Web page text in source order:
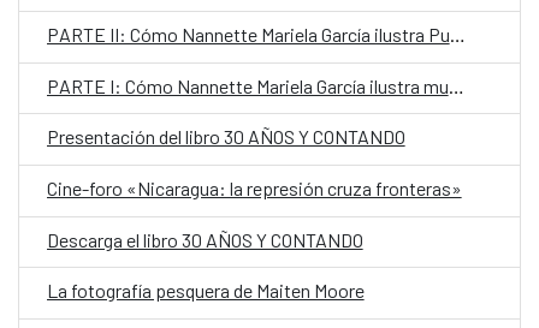
PARTE II: Cómo Nannette Mariela García ilustra Puerto Rico
PARTE I: Cómo Nannette Mariela García ilustra mundos mágicos
Presentación del libro 30 AÑOS Y CONTANDO
Cine-foro «Nicaragua: la represión cruza fronteras»
Descarga el libro 30 AÑOS Y CONTANDO
La fotografía pesquera de Maiten Moore